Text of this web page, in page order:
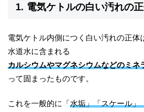
1. 電気ケトルの白い汚れの
電気ケトル内側につく白い汚れの正体
水道水に含まれる
カルシウムやマグネシウムなどのミネ
って固まったものです。
これを一般的に「 水垢」「スケール」